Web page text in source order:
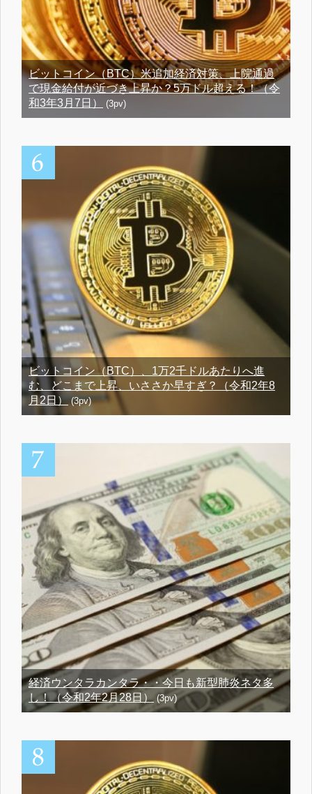
ビットコイン（BTC）米追加経済対策、上院通過
で現金給付が近づき上昇か？5万ドル超える！（令
和3年3月7日）
(3pv)
ビットコイン（BTC）、1万2千ドルあたりへ進
む、どこまで上昇、いささか早すぎ？（令和2年8
月2日）(3pv)
経済ウンタラカンタラ・・今日も新型肺炎ネタ多
し！（令和2年2月28日） (3pv)